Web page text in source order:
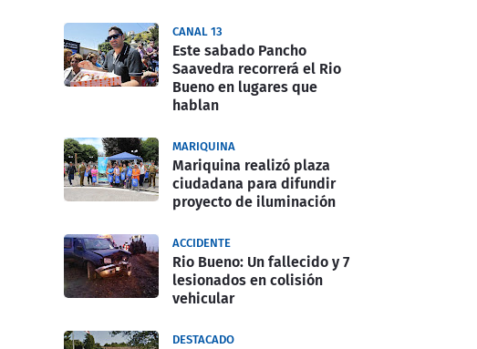
CANAL 13
Este sabado Pancho
Saavedra recorrerá el Rio
Bueno en lugares que
hablan
MARIQUINA
Mariquina realizó plaza
ciudadana para difundir
proyecto de iluminación
ACCIDENTE
Rio Bueno: Un fallecido y 7
lesionados en colisión
vehicular
DESTACADO